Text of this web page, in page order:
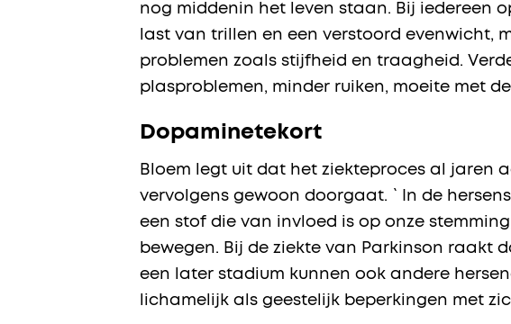
nog middenin het leven staan. Bij iedereen
last van trillen en een verstoord evenwicht,
problemen zoals stijfheid en traagheid.
plasproblemen, minder ruiken, moeite met
Dopaminetekort
Bloem legt uit dat het ziekteproces al jaren
vervolgens gewoon doorgaat. `In de
een stof die van invloed is op onze
bewegen. Bij de ziekte van Parkinson
een later stadium kunnen ook andere
lichamelijk als geestelijk beperkingen met